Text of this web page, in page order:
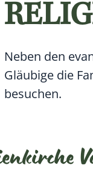
Neben den
Gläubige die
besuchen.